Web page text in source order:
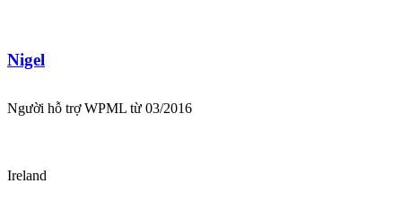
Nigel
Người hỗ trợ WPML từ 03/2016
Ireland